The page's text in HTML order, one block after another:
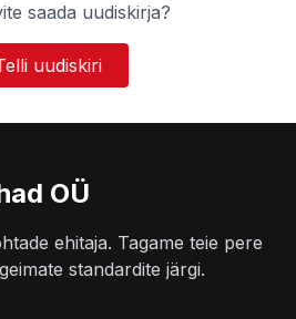
saada uudiskirja?
uudiskiri
OÜ
ehitaja. Tagame teie pere
standardite järgi.